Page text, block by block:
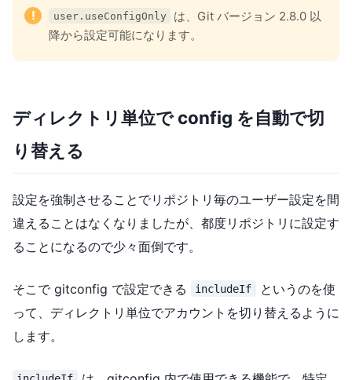
! user.useConfigOnly
は、Git バージョン 2.8.0 以
降から設定可能になります。
ディレクトリ単位で config を自動で切
り替える
設定を強制させることでリポジトリ毎のユーザー設定を間
違えることはなくなりましたが、都度リポジトリに設定す
ることになるので少々面倒です。
そこで gitconfig で設定できる includeIf
というのを使
って、ディレクトリ単位でアカウントを切り替えるように
します。